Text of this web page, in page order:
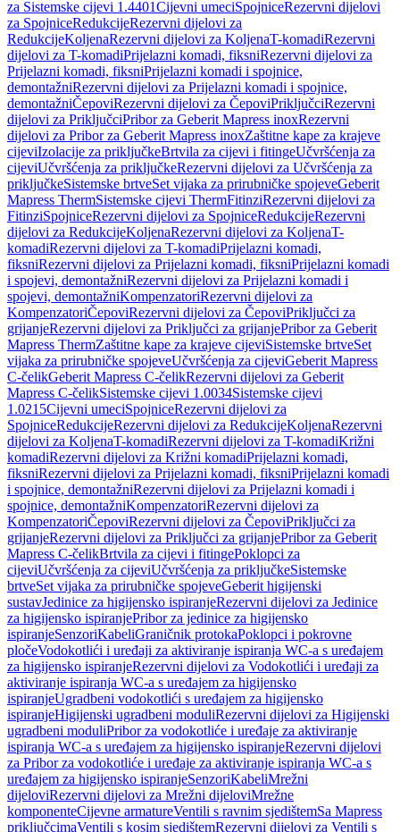
za Sistemske cijevi 1.4401Cijevni umeciSpojniceRezervni dijelovi
za SpojniceRedukcijeRezervni dijelovi za
RedukcijeKoljenaRezervni dijelovi za KoljenaT-komadiRezervni
dijelovi za T-komadiPrijelazni komadi, fiksniRezervni dijelovi za
Prijelazni komadi, fiksniPrijelazni komadi i spojnice,
demontažniRezervni dijelovi za Prijelazni komadi i spojnice,
demontažniČepoviRezervni dijelovi za ČepoviPriključciRezervni
dijelovi za PriključciPribor za Geberit Mapress inoxRezervni
dijelovi za Pribor za Geberit Mapress inoxZaštitne kape za krajeve
cijeviIzolacije za priključkeBrtvila za cijevi i fitingeUčvršćenja za
cijeviUčvršćenja za priključkeRezervni dijelovi za Učvršćenja za
priključkeSistemske brtveSet vijaka za prirubničke spojeveGeberit
Mapress ThermSistemske cijevi ThermFitinziRezervni dijelovi za
FitinziSpojniceRezervni dijelovi za SpojniceRedukcijeRezervni
dijelovi za RedukcijeKoljenaRezervni dijelovi za KoljenaT-
komadiRezervni dijelovi za T-komadiPrijelazni komadi,
fiksniRezervni dijelovi za Prijelazni komadi, fiksniPrijelazni komadi
i spojevi, demontažniRezervni dijelovi za Prijelazni komadi i
spojevi, demontažniKompenzatoriRezervni dijelovi za
KompenzatoriČepoviRezervni dijelovi za ČepoviPriključci za
grijanjeRezervni dijelovi za Priključci za grijanjePribor za Geberit
Mapress ThermZaštitne kape za krajeve cijeviSistemske brtveSet
vijaka za prirubničke spojeveUčvršćenja za cijeviGeberit Mapress
C-čelikGeberit Mapress C-čelikRezervni dijelovi za Geberit
Mapress C-čelikSistemske cijevi 1.0034Sistemske cijevi
1.0215Cijevni umeciSpojniceRezervni dijelovi za
SpojniceRedukcijeRezervni dijelovi za RedukcijeKoljenaRezervni
dijelovi za KoljenaT-komadiRezervni dijelovi za T-komadiKrižni
komadiRezervni dijelovi za Križni komadiPrijelazni komadi,
fiksniRezervni dijelovi za Prijelazni komadi, fiksniPrijelazni komadi
i spojnice, demontažniRezervni dijelovi za Prijelazni komadi i
spojnice, demontažniKompenzatoriRezervni dijelovi za
KompenzatoriČepoviRezervni dijelovi za ČepoviPriključci za
grijanjeRezervni dijelovi za Priključci za grijanjePribor za Geberit
Mapress C-čelikBrtvila za cijevi i fitingePoklopci za
cijeviUčvršćenja za cijeviUčvršćenja za priključkeSistemske
brtveSet vijaka za prirubničke spojeveGeberit higijenski
sustavJedinice za higijensko ispiranjeRezervni dijelovi za Jedinice
za higijensko ispiranjePribor za jedinice za higijensko
ispiranjeSenzoriKabeliGraničnik protokaPoklopci i pokrovne
pločeVodokotlići i uređaji za aktiviranje ispiranja WC-a s uređajem
za higijensko ispiranjeRezervni dijelovi za Vodokotlići i uređaji za
aktiviranje ispiranja WC-a s uređajem za higijensko
ispiranjeUgradbeni vodokotlići s uređajem za higijensko
ispiranjeHigijenski ugradbeni moduliRezervni dijelovi za Higijenski
ugradbeni moduliPribor za vodokotliće i uređaje za aktiviranje
ispiranja WC-a s uređajem za higijensko ispiranjeRezervni dijelovi
za Pribor za vodokotliće i uređaje za aktiviranje ispiranja WC-a s
uređajem za higijensko ispiranjeSenzoriKabeliMrežni
dijeloviRezervni dijelovi za Mrežni dijeloviMrežne
komponenteCijevne armatureVentili s ravnim sjedištemSa Mapress
priključcimaVentili s kosim sjedištemRezervni dijelovi za Ventili s